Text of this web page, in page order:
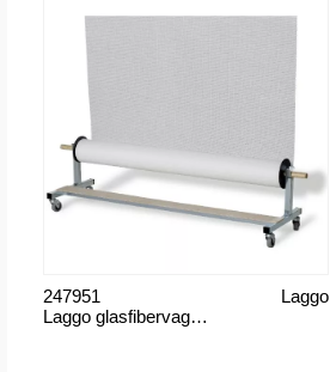
Laggo glasfibervagn-vävvagn
Laggo
247951